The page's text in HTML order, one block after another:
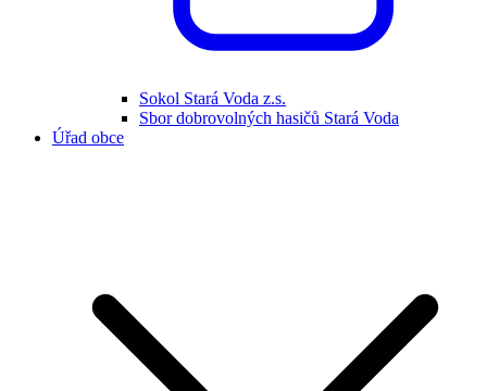
Sokol Stará Voda z.s.
Sbor dobrovolných hasičů Stará Voda
Úřad obce